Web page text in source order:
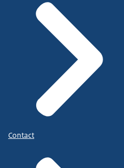
Contact